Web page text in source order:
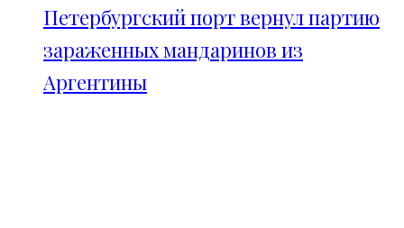
Петербургский порт вернул партию
зараженных мандаринов из
Аргентины